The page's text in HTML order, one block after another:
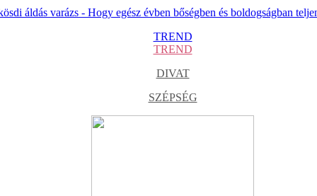
áldás varázs - Hogy egész évben bőségben és boldogságban
TREND
TREND
DIVAT
SZÉPSÉG